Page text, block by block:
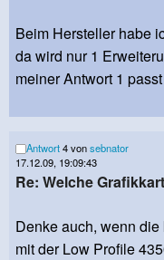
Beim Hersteller habe
da wird nur 1
meiner Antwort 1
Antwort4 vonsebnator
17.12.09, 19:09:43
Re: Welche
Denke auch, wenn
mit der Low Profile